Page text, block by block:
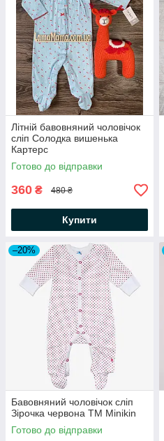
Літній бавовняний чоловічок
сліп Солодка вишенька
Картерс
Готово до відправки
360 ₴ 480 ₴
Купити
–20%
Бавовняний чоловічок сліп
Зірочка червона ТМ Minikin
Готово до відправки